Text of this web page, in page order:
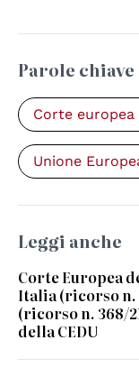
Parole chiave
Corte
Unione
Leggi anche
Corte Europea
Italia (ricorso n.
(ricorso n. 368/
della CEDU